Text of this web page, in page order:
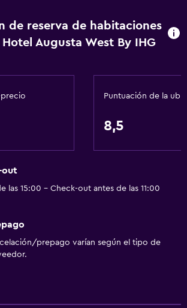
todas las instalaciones
gratis
(bebidas)
de reserva de habitaciones
Augusta West By IHG
precio Puntuación de la
8,5
out
las 15:00 - Check-out antes de las 11:00
prepago varían según el tipo de